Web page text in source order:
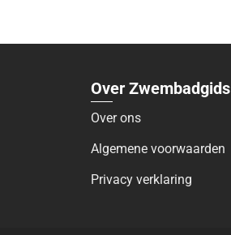
Over Zwembadgids
Over ons
Algemene voorwaarden
Privacy verklaring